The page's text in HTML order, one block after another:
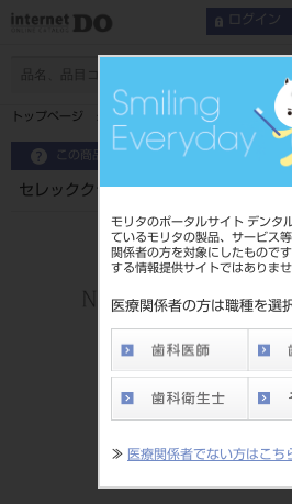
モリタのポータルサイト デンタ
ているモリタの製品、サービス
関係者の方を対象にしたもので
する情報提供サイトではありませ
医療関係者の方は職種を選
≫ 医療関係者でない方はこち
ログイン
トップページ セレッククラブ追加 プレミア
この商品に関するお問い合わせ
セレッククラブ追加 プレミアムソフト
品目
価格
覧く
ネッ
ちら
メー
デン